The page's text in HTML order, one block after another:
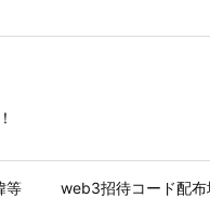
等 web3招待コード配布